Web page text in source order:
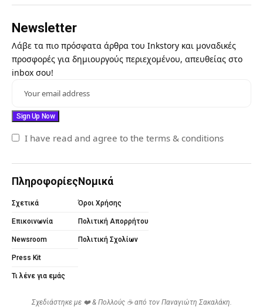
Newsletter
Λάβε τα πιο πρόσφατα άρθρα του Inkstory και μοναδικές
προσφορές για δημιουργούς περιεχομένου, απευθείας στο
inbox σου!
I have read and agree to the terms & conditions
Πληροφορίες
Σχετικά
Επικοινωνία
Newsroom
Press Kit
Τι λένε για εμάς
Νομικά
Όροι Χρήσης
Πολιτική Απορρήτου
Πολιτική Σχολίων
Σχεδιάστηκε με ❤️ & Πολλούς ☕ από τον Παναγιώτη Σακαλάκη